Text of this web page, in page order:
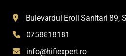
Bulevardul Eroii Sanitari 89,
0758818181
info@hifiexpert.ro